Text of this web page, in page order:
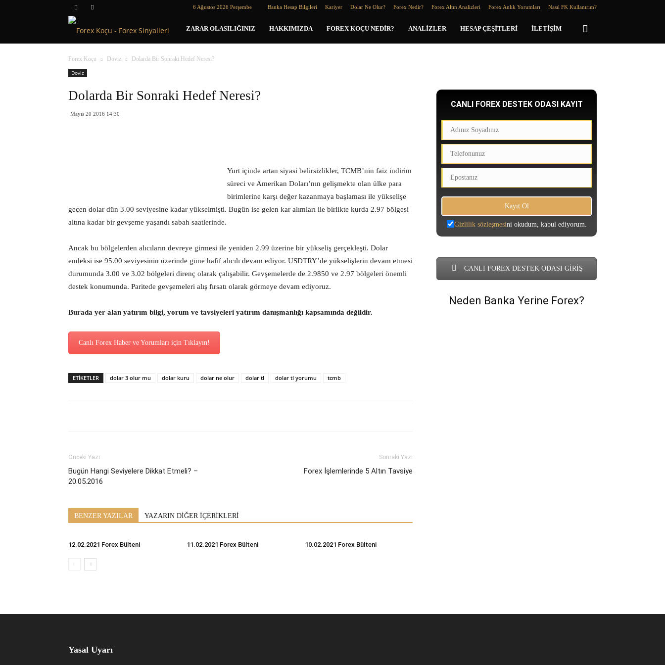
6 Ağustos 2026 Perşembe Banka Hesap Bilgileri Kariyer Dolar Ne Olur? Forex Nedir? Forex Altın Analizleri Forex Anlık Yorumları Nasıl FK Kullanırım?
Forex
Koçu
ZARAR OLASILIĞINIZ HAKKIMIZDA FOREX KOÇU NEDIR? ANALIZLER HESAP ÇEŞITLERI İLETIŞIM
Forex Koçu Doviz
Dolarda Bir Sonraki Hedef Neresi?
Doviz
Dolarda Bir Sonraki Hedef Neresi?
Mayıs 20 2016 14:30
Yurt içinde artan siyasi belirsizlikler, TCMB’nin faiz indirim
süreci ve Amerikan Doları’nın gelişmekte olan ülke para
birimlerine karşı değer kazanmaya başlaması ile yükselişe
geçen dolar dün 3.00 seviyesine kadar yükselmişti. Bugün ise gelen kar alımları ile birlikte kurda 2.97 bölgesi
altına kadar bir gevşeme yaşandı sabah saatlerinde.
Ancak bu bölgelerden alıcıların devreye girmesi ile yeniden 2.99 üzerine bir yükseliş gerçekleşti. Dolar
endeksi ise 95.00 seviyesinin üzerinde güne hafif alıcılı devam ediyor. USDTRY’de yükselişlerin devam etmesi
durumunda 3.00 ve 3.02 bölgeleri direnç olarak çalışabilir. Gevşemelerde de 2.9850 ve 2.97 bölgeleri önemli
destek konumunda. Paritede gevşemeleri alış fırsatı olarak görmeye devam ediyoruz.
Burada yer alan yatırım bilgi, yorum ve tavsiyeleri yatırım danışmanlığı kapsamında değildir.
Canlı Forex Haber ve Yorumları için Tıklayın!
ETİKETLER dolar 3 olur mu dolar kuru dolar ne olur dolar tl dolar tl yorumu tcmb
Önceki Yazı
Bugün Hangi Seviyelere Dikkat Etmeli? –
20.05.2016
Sonraki Yazı
Forex İşlemlerinde 5 Altın Tavsiye
BENZER YAZILAR YAZARIN DİĞER İÇERİKLERİ
12.02.2021 Forex Bülteni 11.02.2021 Forex Bülteni 10.02.2021 Forex Bülteni
CANLI FOREX DESTEK ODASI KAYIT
Gizlilik sözleşmesini okudum, kabul ediyorum.
CANLI FOREX DESTEK ODASI GİRİŞ
Neden Banka Yerine Forex?
Yasal Uyarı